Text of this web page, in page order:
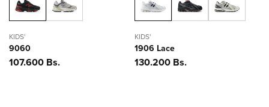
KIDS'
9060
Precio
107.600 Bs.
KIDS'
1906 Lace
Precio
130.200 Bs.